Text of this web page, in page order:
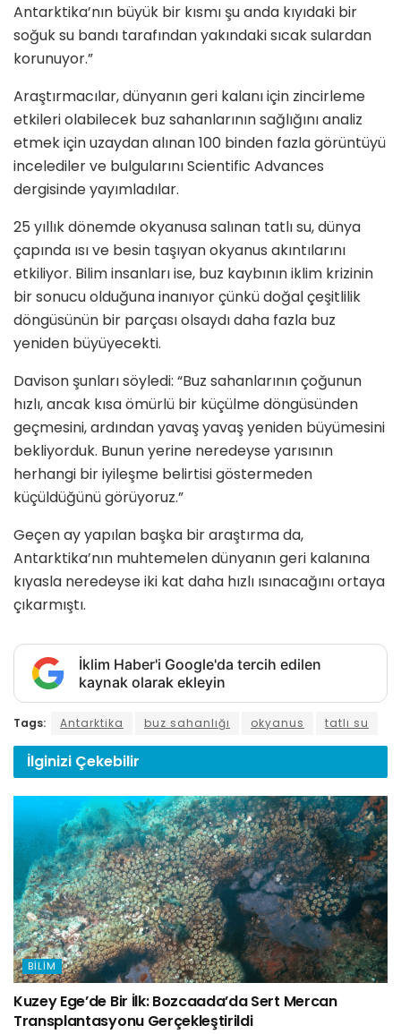
Antarktika’nın büyük bir kısmı şu anda kıyıdaki bir
soğuk su bandı tarafından yakındaki sıcak sulardan
korunuyor.”
Araştırmacılar, dünyanın geri kalanı için zincirleme
etkileri olabilecek buz sahanlarının sağlığını analiz
etmek için uzaydan alınan 100 binden fazla görüntüyü
incelediler ve bulgularını Scientific Advances
dergisinde yayımladılar.
25 yıllık dönemde okyanusa salınan tatlı su, dünya
çapında ısı ve besin taşıyan okyanus akıntılarını
etkiliyor. Bilim insanları ise, buz kaybının iklim krizinin
bir sonucu olduğuna inanıyor çünkü doğal çeşitlilik
döngüsünün bir parçası olsaydı daha fazla buz
yeniden büyüyecekti.
Davison şunları söyledi: “Buz sahanlarının çoğunun
hızlı, ancak kısa ömürlü bir küçülme döngüsünden
geçmesini, ardından yavaş yavaş yeniden büyümesini
bekliyorduk. Bunun yerine neredeyse yarısının
herhangi bir iyileşme belirtisi göstermeden
küçüldüğünü görüyoruz.”
Geçen ay yapılan başka bir araştırma da,
Antarktika’nın muhtemelen dünyanın geri kalanına
kıyasla neredeyse iki kat daha hızlı ısınacağını ortaya
çıkarmıştı.
İklim Haber'i Google'da tercih edilen
kaynak olarak ekleyin
Tags: Antarktika buz sahanlığı okyanus tatlı su
İlginizi Çekebilir
BILIM
Kuzey Ege’de Bir İlk: Bozcaada’da Sert Mercan
Transplantasyonu Gerçekleştirildi